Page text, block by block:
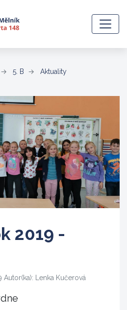
5. B Aktuality(aktuální)
2019 -
Autor(ka): Lenka Kučerová